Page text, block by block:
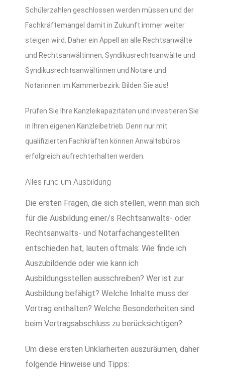
Schülerzahlen geschlossen werden müssen und der
Fachkräftemangel damit in Zukunft immer weiter
steigen wird. Daher ein Appell an alle Rechtsanwälte
und Rechtsanwältinnen, Syndikusrechtsanwälte und
Syndikusrechtsanwältinnen und Notare und
Notarinnen im Kammerbezirk: Bilden Sie aus!
Prüfen Sie Ihre Kanzleikapazitäten und investieren Sie
in Ihren eigenen Kanzleibetrieb. Denn nur mit
qualifizierten Fachkräften können Anwaltsbüros
erfolgreich aufrechterhalten werden.
Alles rund um Ausbildung
Die ersten Fragen, die sich stellen, wenn man sich
für die Ausbildung einer/s Rechtsanwalts- oder
Rechtsanwalts- und Notarfachangestellten
entschieden hat, lauten oftmals: Wie finde ich
Auszubildende oder wie kann ich
Ausbildungsstellen ausschreiben? Wer ist zur
Ausbildung befähigt? Welche Inhalte muss der
Vertrag enthalten? Welche Besonderheiten sind
beim Vertragsabschluss zu berücksichtigen?
Um diese ersten Unklarheiten auszuräumen, daher
folgende Hinweise und Tipps: